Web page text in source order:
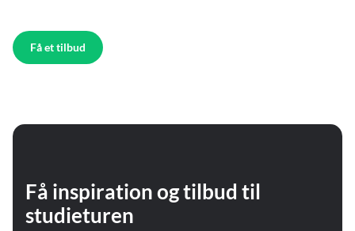
Få et tilbud
Få inspiration og tilbud til
studieturen